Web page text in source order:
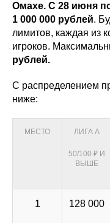
Омахе. С 28 июня
1 000 000 рублей.
лимитов, каждая из
игроков.
рублей.
С распределением
ниже:
МЕСТО ЛИГА А
50/100 ₽ И
ВЫШЕ
1 128 000